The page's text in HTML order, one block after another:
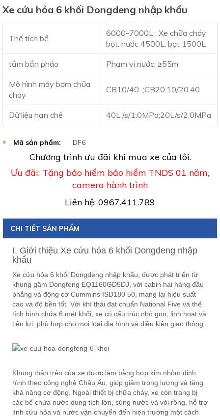
Xe cứu hỏa 6 khối Dongdeng nhập khẩu
Thể tích bể
6000-7000L ; Xe chữa cháy
bọt: nước 4500L, bọt 1500L
tầm bắn pháo Phạm vi nước: ≥55m
Mô hình máy bơm chữa
cháy
CB10/40 ;CB20.10/20.40
Dữ liệu hạn chế 40L /s/1.0MPa;20L/s/2.0MPa
Mã sản phẩm: DF6
Chương trình ưu đãi khi mua xe của tôi.
Ưu đãi: Tặng bảo hiểm bảo hiểm TNDS 01 năm,
camera hành trình
Liên hệ: 0967.411.789
CHI TIẾT SẢN PHẨM
I. Giới thiệu Xe cứu hỏa 6 khối Dongdeng nhập
khẩu
Xe cứu hỏa 6 khối Dongdeng nhập khẩu, được phát triển từ
khung gầm Dongfeng EQ1160GD5DJ, với cabin hai hàng đầu
phẳng và động cơ Cummins ISD180 50, mang lại hiệu suất
cao và độ bền tốt. Với khí thải đạt chuẩn National Five và thể
tích bình chứa 6 mét khối, xe có cấu trúc nhỏ gọn, linh hoạt và
tiện lợi, phù hợp cho mọi loại địa hình và điều kiện giao thông.
Khung thân trên của xe được làm bằng hợp kim nhôm định
hình theo công nghệ Châu Âu, giúp giảm trọng lượng và tăng
khả năng cơ động. Ngoài thiết bị chữa cháy, xe còn trang bị
các bể chứa nước dung tích lớn, súng nước và vòi rồng, hỗ trợ
lính cứu hỏa và nước vận chuyển đến hiện trường một cách